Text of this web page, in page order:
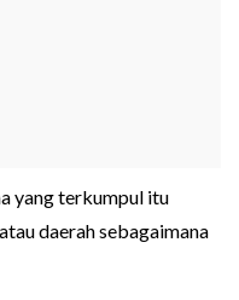
yang terkumpul itu
daerah sebagaimana